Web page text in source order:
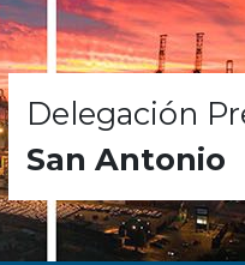
Delegación
San Antonio